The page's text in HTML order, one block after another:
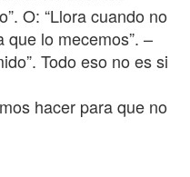
O: “Llora cuando no
que lo mecemos”. –
Todo eso no es si
hacer para que no